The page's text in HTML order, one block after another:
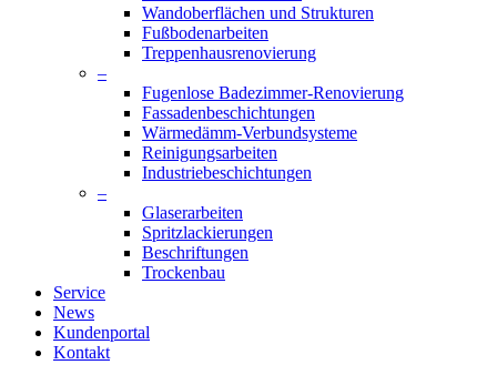
Wandoberflächen und Strukturen
Fußbodenarbeiten
Treppenhausrenovierung
–
Fugenlose Badezimmer-Renovierung
Fassadenbeschichtungen
Wärmedämm-Verbundsysteme
Reinigungsarbeiten
Industriebeschichtungen
–
Glaserarbeiten
Spritzlackierungen
Beschriftungen
Trockenbau
Service
News
Kundenportal
Kontakt